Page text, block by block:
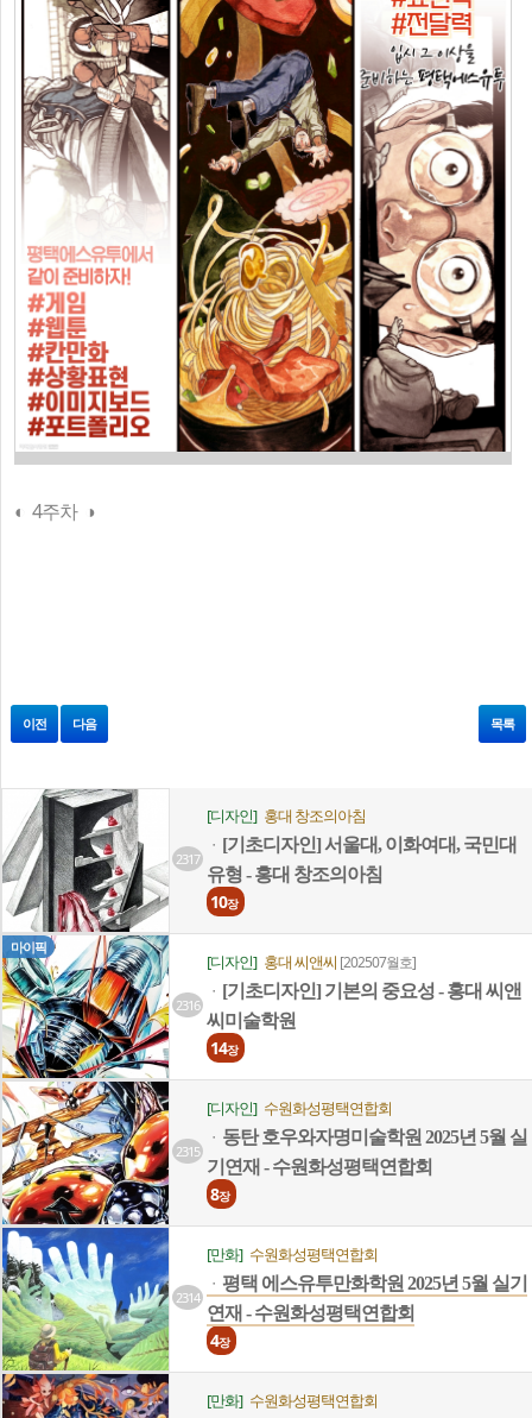
◐ 4주차 ◑
이전 다음 목록
2317
[디자인] 홍대 창조의아침
ㆍ [기초디자인] 서울대, 이화여대, 국민대
유형 - 홍대 창조의아침
10장
마이픽
2316
[디자인] 홍대 씨앤씨 [202507월호]
ㆍ [기초디자인] 기본의 중요성 - 홍대 씨앤
씨미술학원
14장
2315
[디자인] 수원화성평택연합회
ㆍ 동탄 호우와자명미술학원 2025년 5월 실
기연재 - 수원화성평택연합회
8장
2314
[만화] 수원화성평택연합회
ㆍ 평택 에스유투만화학원 2025년 5월 실기
연재 - 수원화성평택연합회
4장
[만화] 수원화성평택연합회